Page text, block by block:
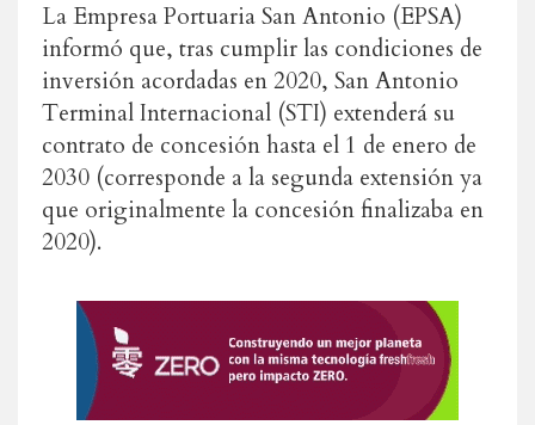
La Empresa Portuaria San Antonio (EPSA)
informó que, tras cumplir las condiciones de
inversión acordadas en 2020, San Antonio
Terminal Internacional (STI) extenderá su
contrato de concesión hasta el 1 de enero de
2030 (corresponde a la segunda extensión ya
que originalmente la concesión finalizaba en
2020).